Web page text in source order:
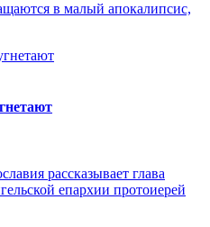
в малый апокалипсис,
рассказывает глава
епархии протоиерей